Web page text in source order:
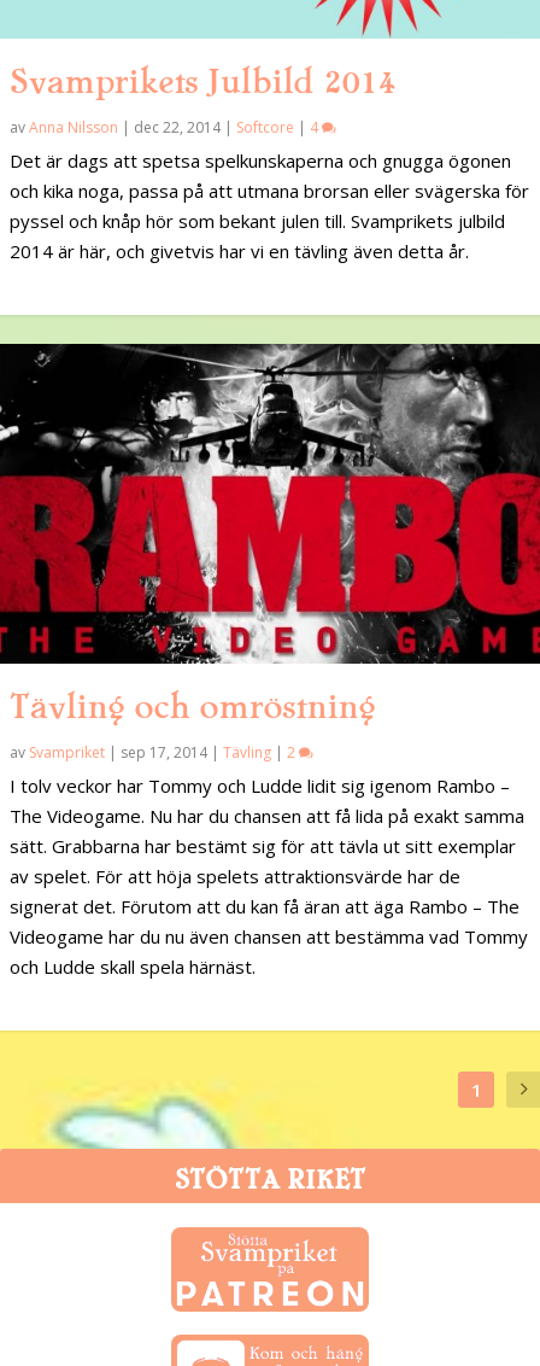
Svamprikets Julbild 2014
avAnna Nilsson | dec 22, 2014| Softcore | 4
Det är dags att spetsa spelkunskaperna och gnugga ögonen
och kika noga, passa på att utmana brorsan eller svägerska för
pyssel och knåp hör som bekant julen till. Svamprikets julbild
2014 är här, och givetvis har vi en tävling även detta år.
Tävling och omröstning
av Svampriket | sep 17, 2014| Tävling | 2
I tolv veckor har Tommy och Ludde lidit sig igenom Rambo –
The Videogame. Nu har du chansen att få lida på exakt samma
sätt. Grabbarna har bestämt sig för att tävla ut sitt exemplar
av spelet. För att höja spelets attraktionsvärde har de
signerat det. Förutom att du kan få äran att äga Rambo – The
Videogame har du nu även chansen att bestämma vad Tommy
och Ludde skall spela härnäst.
1
STÖTTA RIKET